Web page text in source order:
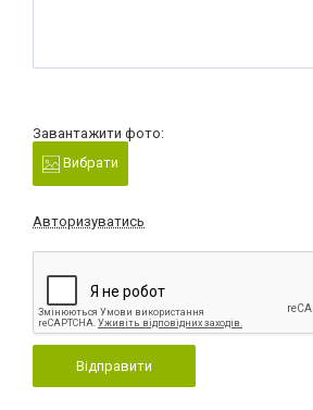
Завантажити фото:
Вибрати
Авторизуватись
Відправити